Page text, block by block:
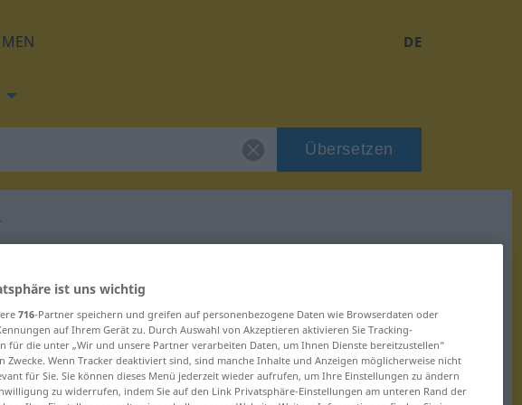
DE
Übersetzen
für "Anwohner"
ist uns wichtig
716-Partner speichern und greifen auf personenbezogene Daten wie Browserdaten oder
auf Ihrem Gerät zu. Durch Auswahl von Akzeptieren aktivieren Sie Tracking-
für die unter „Wir und unsere Partner verarbeiten Daten, um Ihnen Dienste bereitzustellen“
Zwecke. Wenn Tracker deaktiviert sind, sind manche Inhalte und Anzeigen möglicherweise nicht
für Sie. Sie können dieses Menü jederzeit wieder aufrufen, um Ihre Einstellungen zu ändern
zu widerrufen, indem Sie auf den Link Privatsphäre-Einstellungen am unteren Rand der